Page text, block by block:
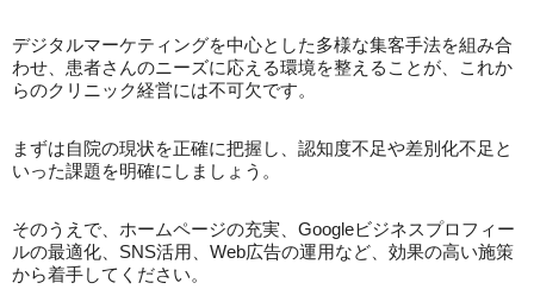
デジタルマーケティングを中心とした多様な集客手法を組み合
わせ、患者さんのニーズに応える環境を整えることが、これか
らのクリニック経営には不可欠です。
まずは自院の現状を正確に把握し、認知度不足や差別化不足と
いった課題を明確にしましょう。
そのうえで、ホームページの充実、Googleビジネスプロフィー
ルの最適化、SNS活用、Web広告の運用など、効果の高い施策
から着手してください。